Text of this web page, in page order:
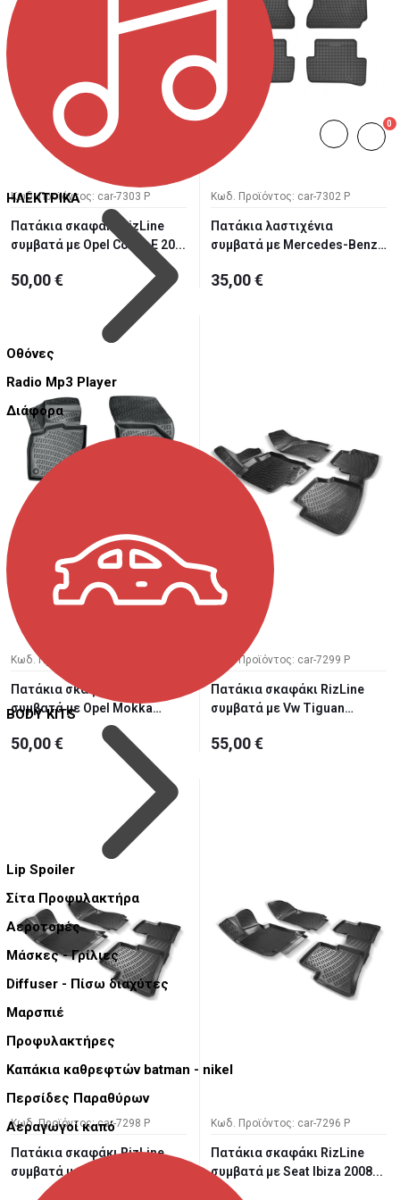
ΗΛΕΚΤΡΙΚΑ
Οθόνες
Radio Mp3 Player
Διάφορα
BODY KITS
Lip Spoiler
Σίτα Προφυλακτήρα
Αεροτομές
Μάσκες - Γρίλιες
Diffuser - Πίσω διαχύτες
Μαρσπιέ
Προφυλακτήρες
Καπάκια καθρεφτών batman - nikel
Περσίδες Παραθύρων
Αεραγωγοί καπό
0
Κωδ. Προϊόντος: car-7303 P
Πατάκια σκαφάκι RizLine
συμβατά με Opel Corsa E 20...
50,00 €
Κωδ. Προϊόντος: car-7302 P
Πατάκια λαστιχένια
συμβατά με Mercedes-Benz
35,00 €
Κωδ. Προϊόντος: car-7300 P
Πατάκια σκαφάκι RizLine
συμβατά με Opel Mokka
50,00 €
Κωδ. Προϊόντος: car-7299 P
Πατάκια σκαφάκι RizLine
συμβατά με Vw Tiguan
55,00 €
Κωδ. Προϊόντος: car-7298 P
Πατάκια σκαφάκι RizLine
συμβατά με Renault Kadjar ...
Κωδ. Προϊόντος: car-7296 P
Πατάκια σκαφάκι RizLine
συμβατά με Seat Ibiza 2008...